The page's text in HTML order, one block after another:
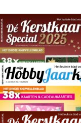
Mijn
Mijn
Mijn